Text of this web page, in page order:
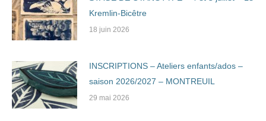
Kremlin-Bicêtre
18 juin 2026
INSCRIPTIONS – Ateliers enfants/ados –
saison 2026/2027 – MONTREUIL
29 mai 2026